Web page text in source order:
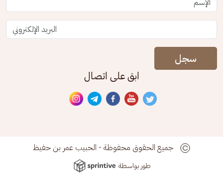
سجل
ابق على اتصال
جميع الحقوق محفوظة - الحبيب عمر بن حفيظ
طور بواسطة